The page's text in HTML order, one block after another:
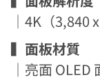
｜4K（3,840 x
▍面板材質
｜亮面 OLED